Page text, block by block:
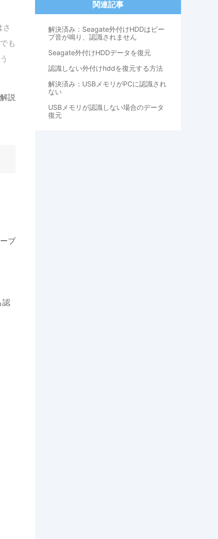
も
説
ブ
認
関連記事
解決済み：Seagate外付けHDDはビー
プ音が鳴り、認識されません
Seagate外付けHDDデータを復元
認識しない外付けhddを復元する方法
解決済み：USBメモリがPCに認識され
ない
USBメモリが認識しない場合のデータ
復元